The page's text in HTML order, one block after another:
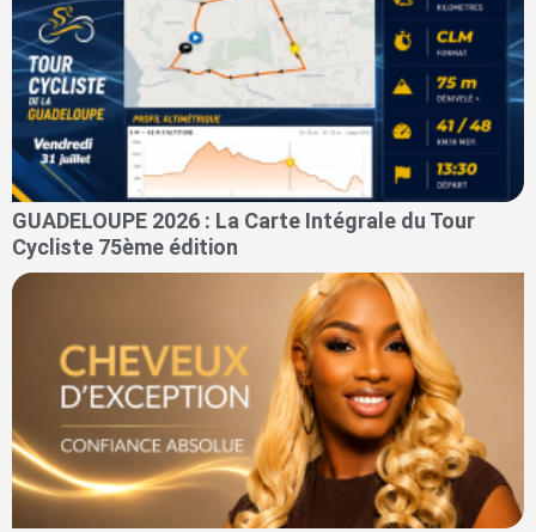
GUADELOUPE 2026 : La Carte Intégrale du Tour
Cycliste 75ème édition